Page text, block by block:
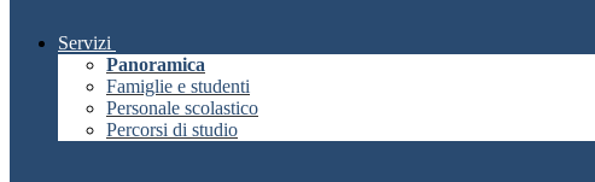
Servizi
Panoramica
Famiglie e studenti
Personale scolastico
Percorsi di studio